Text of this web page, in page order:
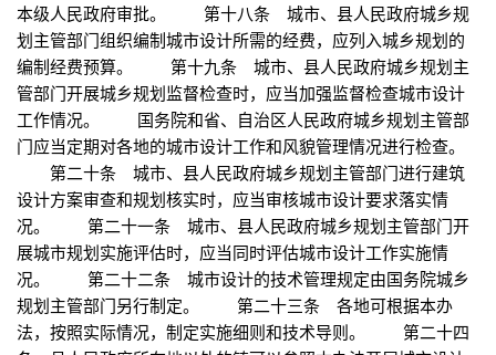
本级人民政府审批。 第十八条 城市、县人民政府城乡规
划主管部门组织编制城市设计所需的经费，应列入城乡规划的
编制经费预算。 第十九条 城市、县人民政府城乡规划主
管部门开展城乡规划监督检查时，应当加强监督检查城市设计
工作情况。 国务院和省、自治区人民政府城乡规划主管部
门应当定期对各地的城市设计工作和风貌管理情况进行检查。
第二十条 城市、县人民政府城乡规划主管部门进行建筑
设计方案审查和规划核实时，应当审核城市设计要求落实情
况。 第二十一条 城市、县人民政府城乡规划主管部门开
展城市规划实施评估时，应当同时评估城市设计工作实施情
况。 第二十二条 城市设计的技术管理规定由国务院城乡
规划主管部门另行制定。 第二十三条 各地可根据本办
法，按照实际情况，制定实施细则和技术导则。 第二十四